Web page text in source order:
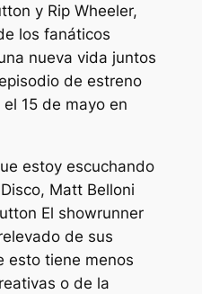
y Rip Wheeler,
los fanáticos
nueva vida juntos
de estreno
15 de mayo en
estoy escuchando
Disco, Matt Belloni
El showrunner
de sus
esto tiene menos
o de la